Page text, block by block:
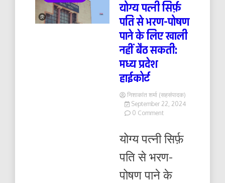
योग्य पत्नी सिर्फ़
पति से भरण-पोषण
पाने के लिए खाली
नहीं बैठ सकती:
मध्य प्रदेश
हाईकोर्ट
निशाकांत शर्मा (सहसंपादक)
September 22, 2024
0 Commenton
सिर्फ़
से
भरण-
पोषण
योग्य पत्नी सिर्फ़
पति से भरण-
पोषण पाने के